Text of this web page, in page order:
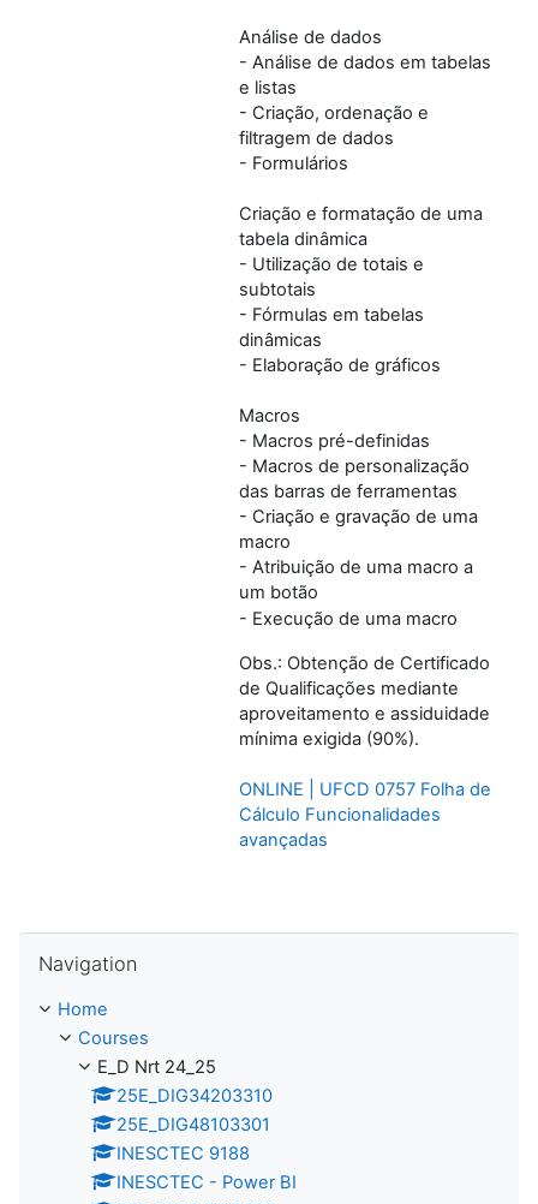
Análise de dados
- Análise de dados em tabelas
e listas
- Criação, ordenação e
filtragem de dados
- Formulários
Criação e formatação de uma
tabela dinâmica
- Utilização de totais e
subtotais
- Fórmulas em tabelas
dinâmicas
- Elaboração de gráficos
Macros
- Macros pré-definidas
- Macros de personalização
das barras de ferramentas
- Criação e gravação de uma
macro
- Atribuição de uma macro a
um botão
- Execução de uma macro
Obs.: Obtenção de Certificado
de Qualificações mediante
aproveitamento e assiduidade
mínima exigida (90%).
ONLINE | UFCD 0757 Folha de
Cálculo Funcionalidades
avançadas
Navigation
Home
Courses
E_D Nrt 24_25
25E_DIG34203310
25E_DIG48103301
INESCTEC 9188
INESCTEC - Power BI